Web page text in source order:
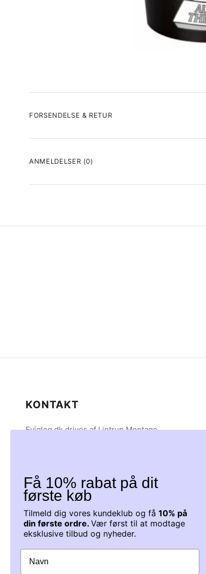
FORSENDELSE & RETUR
ANMELDELSER (0)
KONTAKT
Evigleg.dk drives af Lintrup Montage
6630 Rødding
Tlf: 61 40 40 19
Mail: info@evigleg.dk
Du kan kontakte os på tlf.: 61404019
Mandag - Torsdag 9-15 Fredag 9-12
Eller på mail Info@evigleg.dk, som vi
Få 10% rabat på dit
første køb
Tilmeld dig vores kundeklub og få 10% på
din første ordre. Vær først til at modtage
eksklusive tilbud og nyheder.